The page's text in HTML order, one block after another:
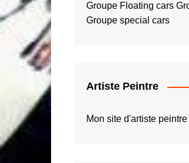
Groupe Floating cars
Groupe special cars
Artiste Peintre
Mon site d'artiste peintre